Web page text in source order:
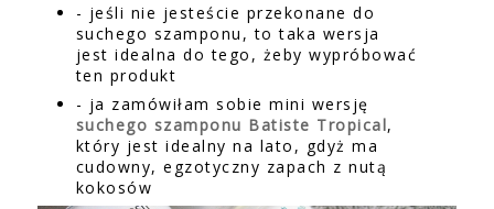
- jeśli nie jesteście przekonane do
suchego szamponu, to taka wersja
jest idealna do tego, żeby wypróbować
ten produkt
- ja zamówiłam sobie mini wersję
suchego szamponu Batiste Tropical,
który jest idealny na lato, gdyż ma
cudowny, egzotyczny zapach z nutą
kokosów